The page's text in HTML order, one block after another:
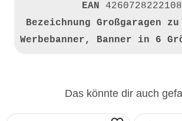
EAN 4260728222108
Bezeichnung Großgaragen
Werbebanner, Banner in 6
Das könnte dir auch